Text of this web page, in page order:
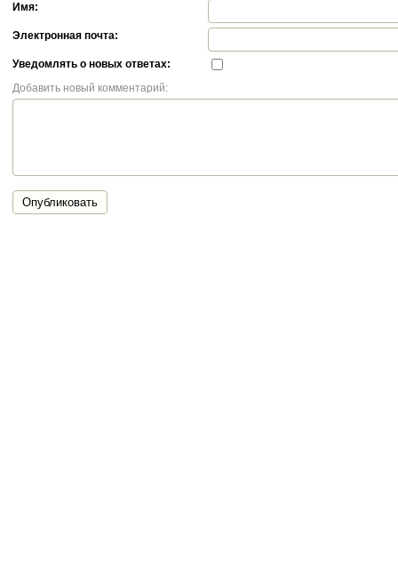
Имя:
Электронная почта:
Уведомлять о новых ответах:
Добавить новый комментарий:
Опубликовать